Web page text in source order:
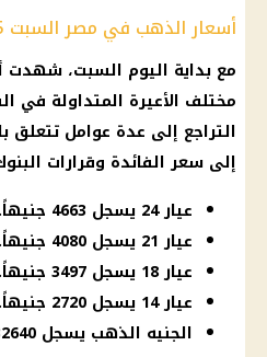
أسعار الذهب في مصر السبت 15 فبراير 2025
مع بداية اليوم السبت، شهدت
مختلف الأعيرة المتداولة في
التراجع إلى عدة عوامل تتعلق
إلى سعر الفائدة وقرارات
عيار 24 يسجل 4663 جنيهاً.
عيار 21 يسجل 4080 جنيهاً.
عيار 18 يسجل 3497 جنيهاً.
عيار 14 يسجل 2720 جنيهاً.
الجنيه الذهب يسجل 32640 جنيهاً.